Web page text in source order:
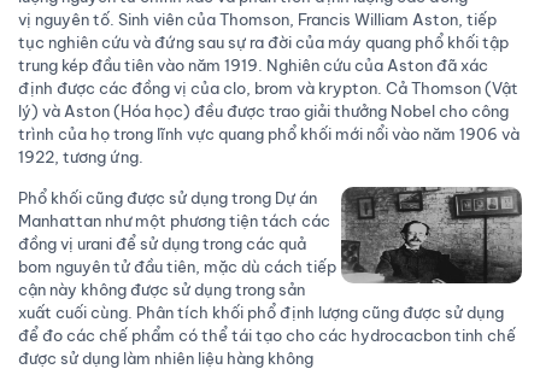
vị nguyên tố. Sinh viên của Thomson, Francis William Aston, tiếp
tục nghiên cứu và đứng sau sự ra đời của máy quang phổ khối tập
trung kép đầu tiên vào năm 1919. Nghiên cứu của Aston đã xác
định được các đồng vị của clo, brom và krypton. Cả Thomson (Vật
lý) và Aston (Hóa học) đều được trao giải thưởng Nobel cho công
trình của họ trong lĩnh vực quang phổ khối mới nổi vào năm 1906 và
1922, tương ứng.
Phổ khối cũng được sử dụng trong Dự án
Manhattan như một phương tiện tách các
đồng vị urani để sử dụng trong các quả
bom nguyên tử đầu tiên, mặc dù cách tiếp
cận này không được sử dụng trong sản
xuất cuối cùng. Phân tích khối phổ định lượng cũng được sử dụng
để đo các chế phẩm có thể tái tạo cho các hydrocacbon tinh chế
được sử dụng làm nhiên liệu hàng không